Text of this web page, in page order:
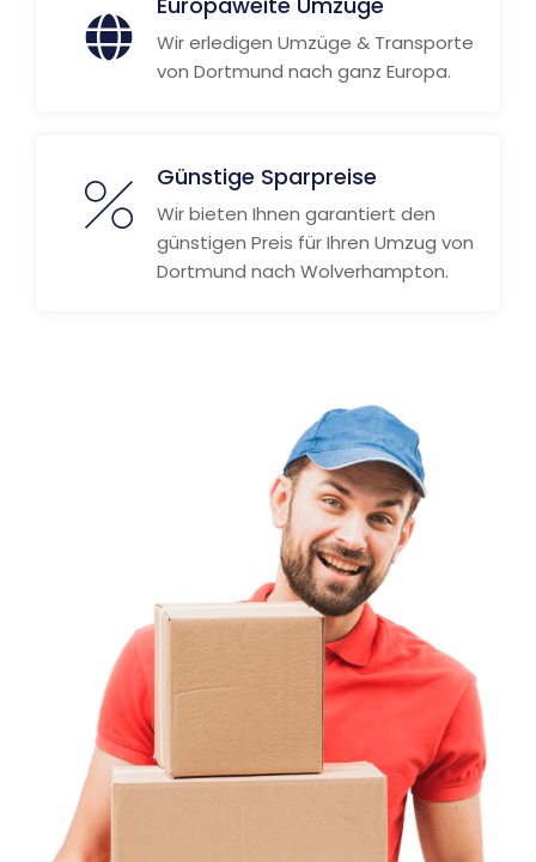
Wir erledigen Umzüge & Transporte
von Dortmund nach ganz Europa.
Günstige Sparpreise
Wir bieten Ihnen garantiert den
günstigen Preis für Ihren Umzug von
Dortmund nach Wolverhampton.